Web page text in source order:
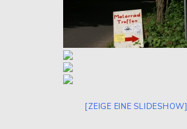
[ZEIGE EINE SLIDESHOW]